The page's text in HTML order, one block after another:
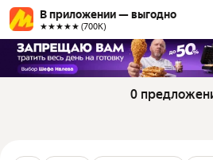
В приложении — выгодно
★★★★★ (700К)
0